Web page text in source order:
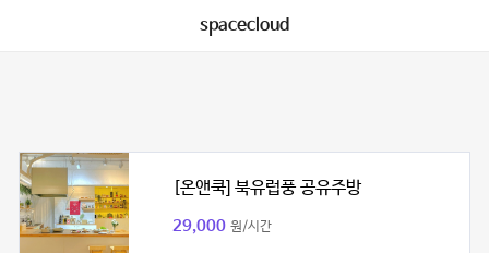
spacecloud
[온앤쿡] 북유럽풍 공유주방
29,000 원/시간